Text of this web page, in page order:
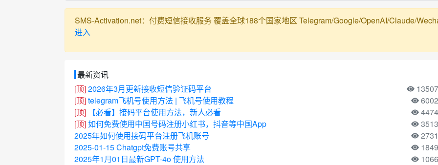
SMS-Activation.net：付费短信接收服务 覆盖全球188个国家地区 Telegram/Google/OpenAI/Claude/
进入
最新资讯
[顶]2026年3月更新接收短信验证码平台
[顶]telegram飞机号使用方法 | 飞机号使用教程
[顶]
【必看】接码平台使用方法，新人必看
[顶]如何免费使用中国号码注册小红书，抖音等中国App
2025年如何使用接码平台注册飞机账号
2025-01-15 Chatgpt免费账号共享
2025年1月01日最新GPT-4o 使用方法